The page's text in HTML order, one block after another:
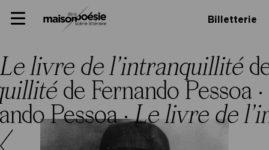
Panneau de gestion des cookies
to
Primary
Billetterie
Le livre de l’intranquillité
de Fernando Pessoa ·
Pessoa ·Le livre de